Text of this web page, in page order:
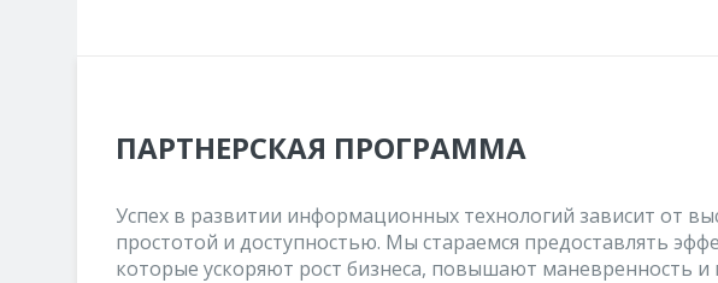
ПАРТНЕРСКАЯ ПРОГРАММА
Успех в развитии информационных технологий зависит от
простотой и доступностью. Мы стараемся предоставлять
которые ускоряют рост бизнеса, повышают маневренность